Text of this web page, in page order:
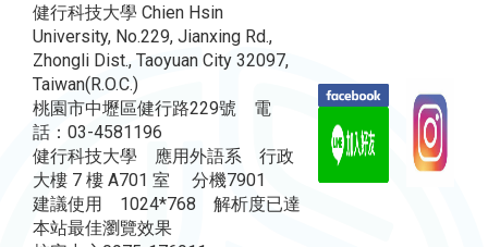
健行科技大學 Chien Hsin
University, No.229, Jianxing Rd.,
Zhongli Dist., Taoyuan City 32097,
Taiwan(R.O.C.)
桃園市中壢區健行路229號 電
話：03-4581196
健行科技大學 應用外語系 行政
大樓 7 樓 A701 室 分機7901
建議使用 1024*768 解析度已達
本站最佳瀏覽效果